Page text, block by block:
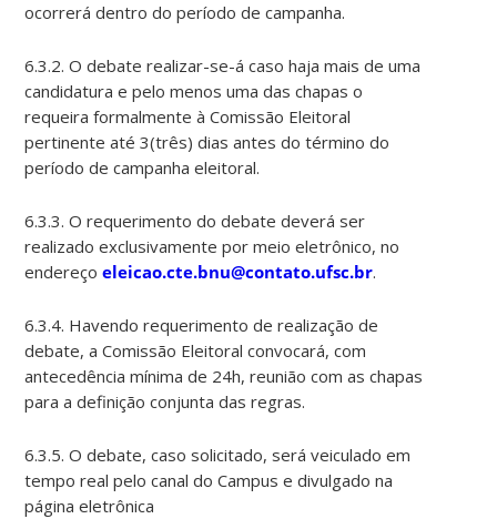
ocorrerá dentro do período de campanha.
6.3.2. O debate realizar-se-á caso haja mais de uma
candidatura e pelo menos uma das chapas o
requeira formalmente à Comissão Eleitoral
pertinente até 3(três) dias antes do término do
período de campanha eleitoral.
6.3.3. O requerimento do debate deverá ser
realizado exclusivamente por meio eletrônico, no
endereçoeleicao.cte.bnu@contato.ufsc.br.
6.3.4. Havendo requerimento de realização de
debate, a Comissão Eleitoral convocará, com
antecedência mínima de 24h, reunião com as chapas
para a definição conjunta das regras.
6.3.5. O debate, caso solicitado, será veiculado em
tempo real pelo canal do Campus e divulgado na
página eletrônica